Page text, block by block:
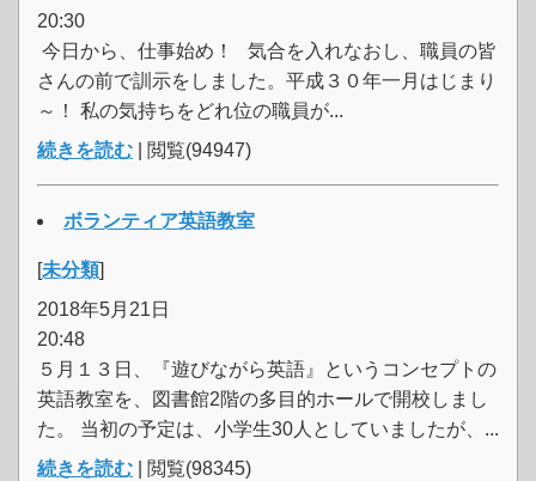
20:30
今日から、仕事始め！ 気合を入れなおし、職員の皆
さんの前で訓示をしました。平成３０年一月はじまり
～！ 私の気持ちをどれ位の職員が...
続きを読む | 閲覧(94947)
ボランティア英語教室
[未分類]
2018年5月21日
20:48
５月１３日、『遊びながら英語』というコンセプトの
英語教室を、図書館2階の多目的ホールで開校しまし
た。 当初の予定は、小学生30人としていましたが、...
続きを読む | 閲覧(98345)